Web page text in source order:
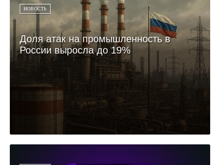
НОВОСТЬ
Доля атак на промышленность в
России выросла до 19%